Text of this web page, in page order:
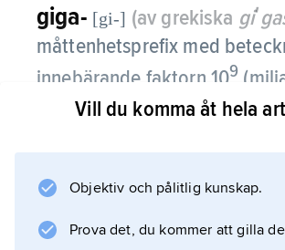
giga- [gi-] (av grekiska
måttenhetsprefix med
innebärande faktorn 109
Exempel: 6 GHz = 6 · 10
frekvensen för en radiovåg.
Vill du komma åt hela
Objektiv och pålitlig kunskap.
Prova det, du kommer att gilla